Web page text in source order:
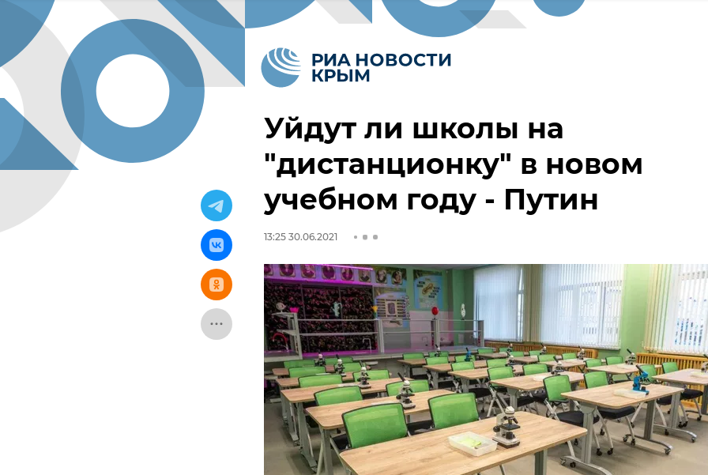
Уйдут ли школы на
"дистанционку" в новом
учебном году - Путин
13:25 30.06.2021